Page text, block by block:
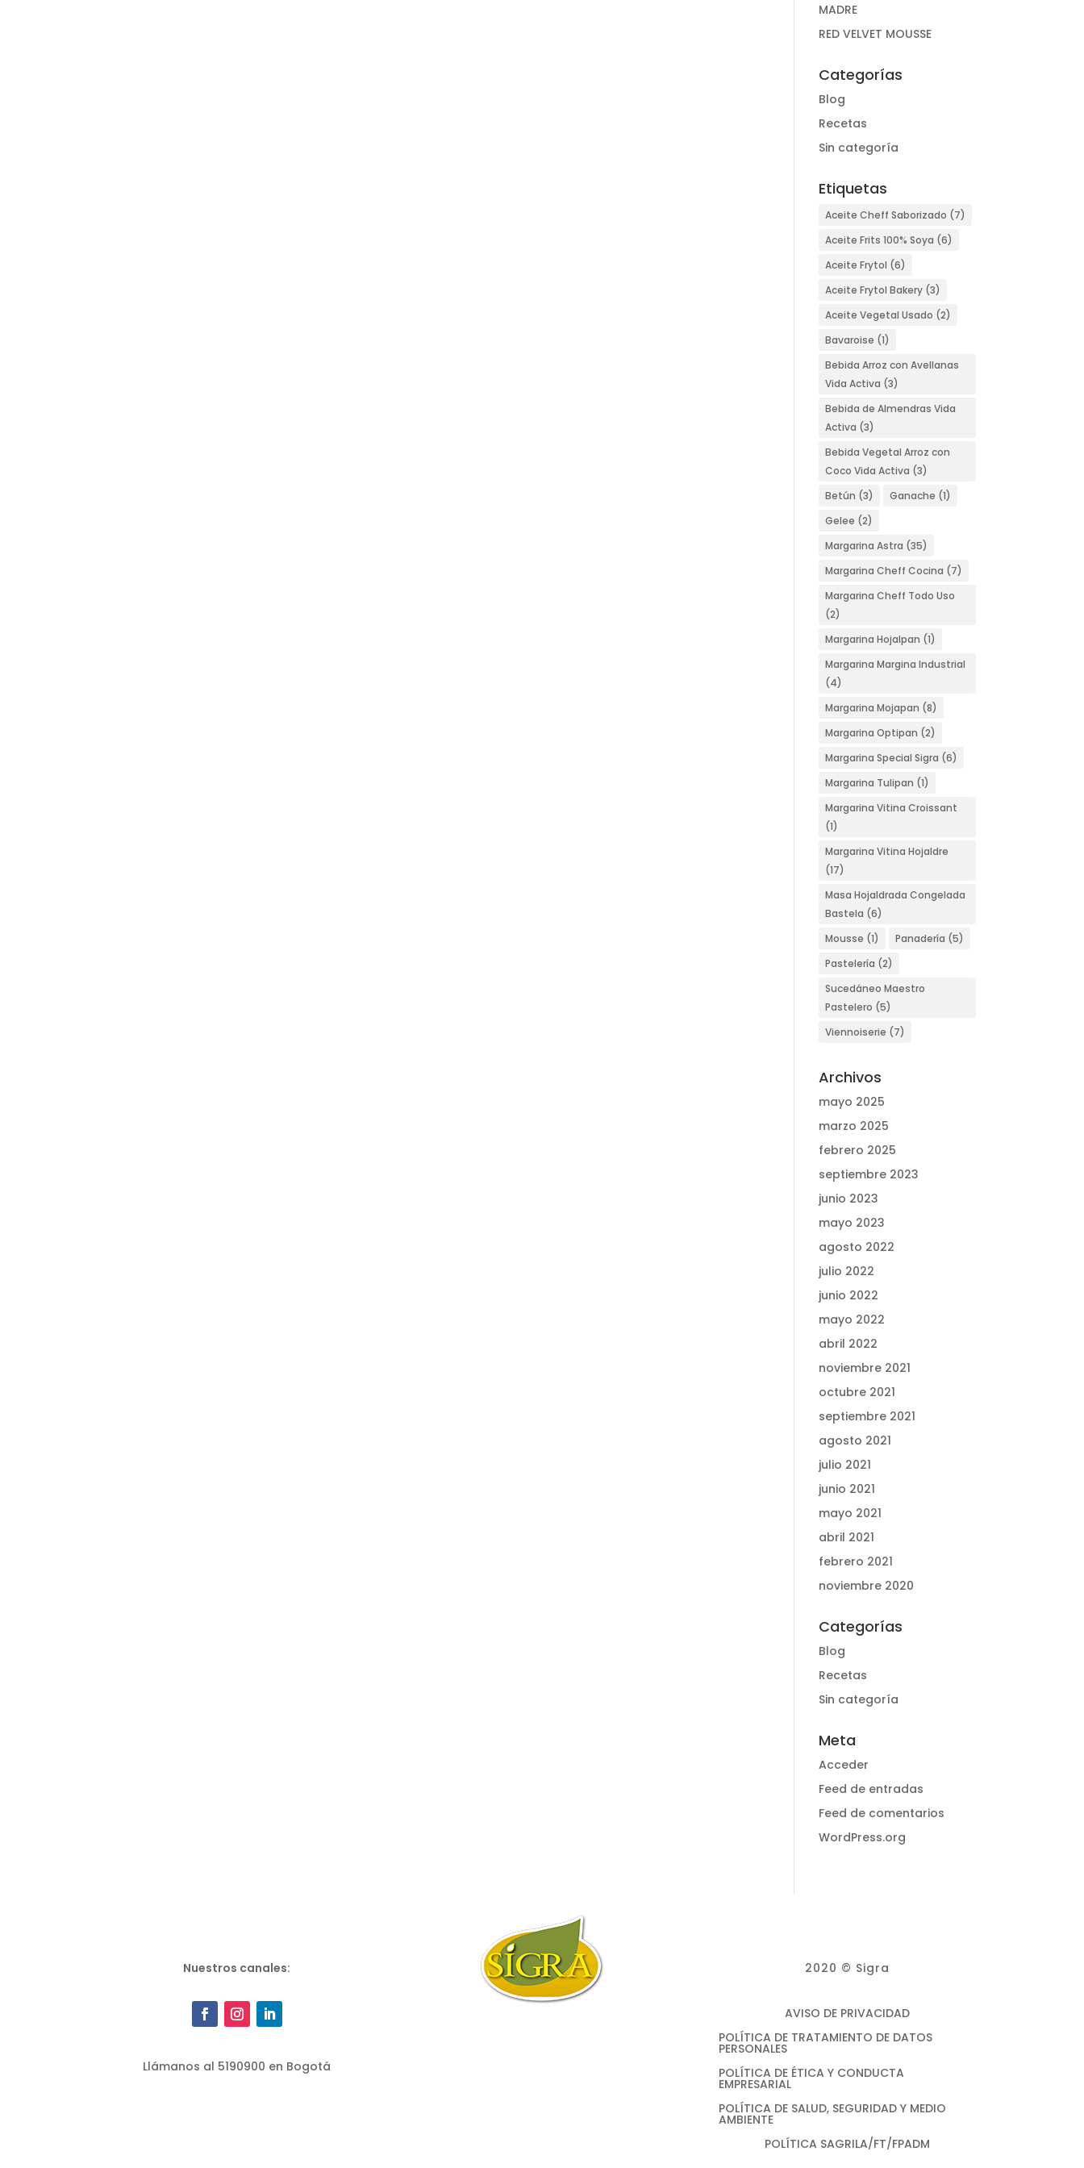
MADRE
RED VELVET MOUSSE
Categorías
Blog
Recetas
Sin categoría
Etiquetas
Aceite Cheff Saborizado (7)
Aceite Frits 100% Soya (6)
Aceite Frytol (6)
Aceite Frytol Bakery (3)
Aceite Vegetal Usado (2)
Bavaroise (1)
Bebida Arroz con Avellanas
Vida Activa (3)
Bebida de Almendras Vida
Activa (3)
Bebida Vegetal Arroz con
Coco Vida Activa (3)
Betún (3) Ganache (1)
Gelee (2)
Margarina Astra (35)
Margarina Cheff Cocina (7)
Margarina Cheff Todo Uso
(2)
Margarina Hojalpan (1)
Margarina Margina Industrial
(4)
Margarina Mojapan (8)
Margarina Optipan (2)
Margarina Special Sigra (6)
Margarina Tulipan (1)
Margarina Vitina Croissant
(1)
Margarina Vitina Hojaldre
(17)
Masa Hojaldrada Congelada
Bastela (6)
Mousse (1) Panadería (5)
Pastelería (2)
Sucedáneo Maestro
Pastelero (5)
Viennoiserie (7)
Archivos
mayo 2025
marzo 2025
febrero 2025
septiembre 2023
junio 2023
mayo 2023
agosto 2022
julio 2022
junio 2022
mayo 2022
abril 2022
noviembre 2021
octubre 2021
septiembre 2021
agosto 2021
julio 2021
junio 2021
mayo 2021
abril 2021
febrero 2021
noviembre 2020
Categorías
Blog
Recetas
Sin categoría
Meta
Acceder
Feed de entradas
Feed de comentarios
WordPress.org
Nuestros canales:
Llámanos al 5190900 en Bogotá
2020 © Sigra
AVISO DE PRIVACIDAD
POLÍTICA DE TRATAMIENTO DE DATOS
PERSONALES
POLÍTICA DE ÉTICA Y CONDUCTA
EMPRESARIAL
POLÍTICA DE SALUD, SEGURIDAD Y MEDIO
AMBIENTE
POLÍTICA SAGRILA/FT/FPADM